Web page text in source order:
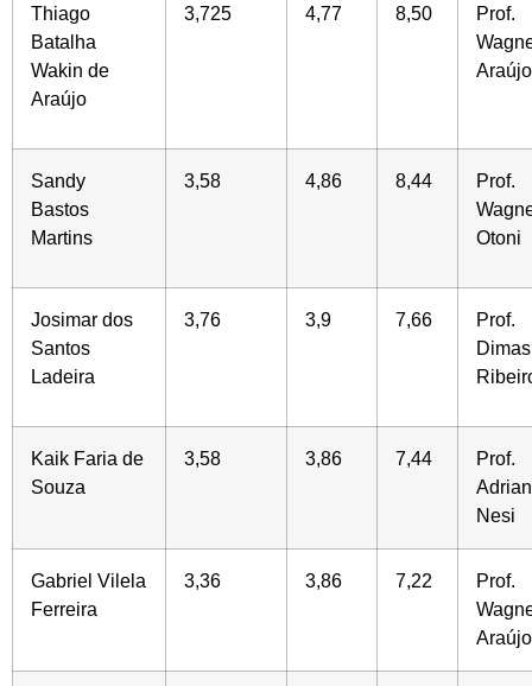
Thiago
Batalha
Wakin de
Araújo
3,725 4,77 8,50
Prof.
Araújo
Sandy
Bastos
Martins
3,58 4,86 8,44
Prof.
Otoni
Josimar dos
Santos
Ladeira
3,76 3,9 7,66
Prof.
Dimas
Kaik Faria de
Souza
3,58 3,86 7,44
Prof.
Nesi
Gabriel Vilela
Ferreira
3,36 3,86 7,22
Prof.
Araújo